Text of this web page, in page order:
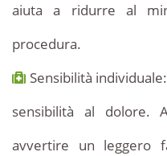
aiuta a ridurre al
procedura.
Sensibilità
sensibilità al dolore.
avvertire un leggero